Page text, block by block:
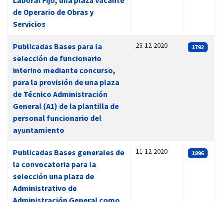
de Operario de Obras y
Servicios
Publicadas Bases para la
selección de funcionario
interino mediante concurso,
para la provisión de una plaza
de Técnico Administración
General (A1) de la plantilla de
personal funcionario del
ayuntamiento
23-12-2020 1792
Publicadas Bases generales de
la convocatoria para la
selección una plaza de
Administrativo de
Administración General como
11-12-2020 1896